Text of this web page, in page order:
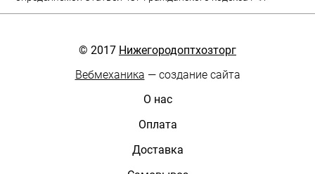
© 2017 Нижегородоптхозторг
Вебмеханика — создание сайта
О нас
Оплата
Доставка